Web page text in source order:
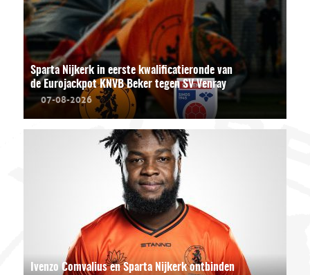
Sparta Nijkerk in eerste kwalificatieronde van
de Eurojackpot KNVB Beker tegen SV Venray
07-08-2026
Ivenzo Comvalius en Sparta Nijkerk ontbinden